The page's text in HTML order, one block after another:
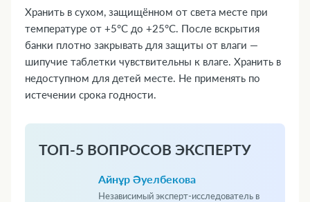
Хранить в сухом, защищённом от света месте при
температуре от +5°C до +25°C. После вскрытия
банки плотно закрывать для защиты от влаги —
шипучие таблетки чувствительны к влаге. Хранить в
недоступном для детей месте. Не применять по
истечении срока годности.
ТОП-5 ВОПРОСОВ ЭКСПЕРТУ
Айнұр Әуелбекова
Независимый эксперт-исследователь в